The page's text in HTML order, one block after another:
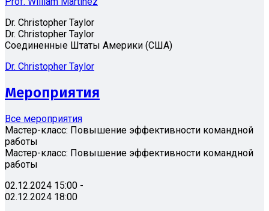
Dr. Christopher Taylor
Dr. Christopher Taylor
Соединенные Штаты Америки (США)
Dr. Christopher Taylor
Мероприятия
Все мероприятия
Мастер-класс: Повышение эффективности командной
работы
Мастер-класс: Повышение эффективности командной
работы
02.12.2024 15:00 -
02.12.2024 18:00